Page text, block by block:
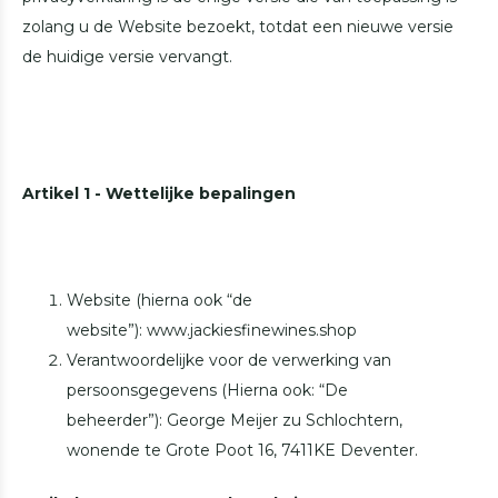
zolang u de Website bezoekt, totdat een nieuwe versie
de huidige versie vervangt.
Artikel 1 - Wettelijke bepalingen
Website (hierna ook “de
website”): www.jackiesfinewines.shop
Verantwoordelijke voor de verwerking van
persoonsgegevens (Hierna ook: “De
beheerder”): George Meijer zu Schlochtern,
wonende te Grote Poot 16, 7411KE Deventer.